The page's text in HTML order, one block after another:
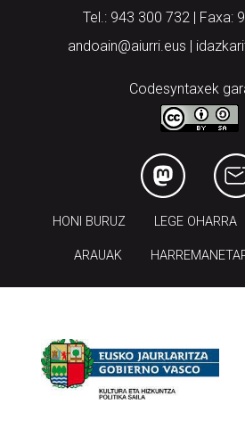
Tel.: 943 300 732 | Faxa:
andoain@aiurri.eus |
Codesyntaxek
HONI BURUZ LEGE OHARRA
ARAUAK